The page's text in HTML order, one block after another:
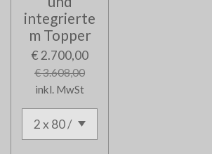
integrierte
m Topper
€ 2.700,00
€ 3.608,00
inkl. MwSt